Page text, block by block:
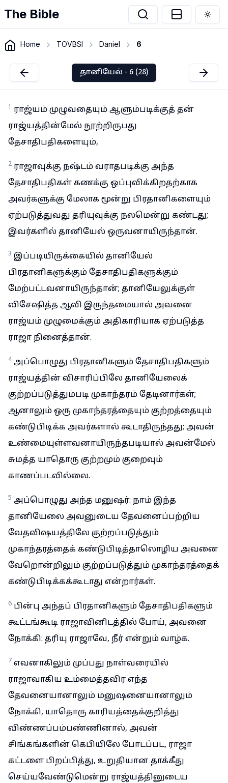
The Bible
Home TOVBSI Daniel 6
தானியேல் - 6 (28)
1 ராஜ்யம் முழுவதையும் ஆளும்படிக்குத் தன்
ராஜ்யத்தின்மேல் நூற்றிருபது
தேசாதிபதிகளையும்,
2 ராஜாவுக்கு நஷ்டம் வராதபடிக்கு அந்த
தேசாதிபதிகள் கணக்கு ஒப்புவிக்கிறதற்காக
அவர்களுக்கு மேலாக மூன்று பிரதானிகளையும்
ஏற்படுத்துவது தரியுவுக்கு நலமென்று கண்டது;
இவர்களில் தானியேல் ஒருவனாயிருந்தான்.
3 இப்படியிருக்கையில் தானியேல்
பிரதானிகளுக்கும் தேசாதிபதிகளுக்கும்
மேற்பட்டவனாயிருந்தான்; தானியேலுக்குள்
விசேஷித்த ஆவி இருந்தமையால் அவனை
ராஜ்யம் முழுமைக்கும் அதிகாரியாக ஏற்படுத்த
ராஜா நினைத்தான்.
4 அப்பொழுது பிரதானிகளும் தேசாதிபதிகளும்
ராஜ்யத்தின் விசாரிப்பிலே தானியேலைக்
குற்றப்படுத்தும்படி முகாந்தரம் தேடினார்கள்;
ஆனாலும் ஒரு முகாந்தரத்தையும் குற்றத்தையும்
கண்டுபிடிக்க அவர்களால் கூடாதிருந்தது; அவன்
உண்மையுள்ளவனாயிருந்தபடியால் அவன்மேல்
சுமத்த யாதொரு குற்றமும் குறைவும்
காணப்படவில்லை.
5 அப்பொழுது அந்த மனுஷர்: நாம் இந்த
தானியேலை அவனுடைய தேவனைப்பற்றிய
வேதவிஷயத்திலே குற்றப்படுத்தும்
முகாந்தரத்தைக் கண்டுபிடித்தாலொழிய அவனை
வேறொன்றிலும் குற்றப்படுத்தும் முகாந்தரத்தைக்
கண்டுபிடிக்கக்கூடாது என்றார்கள்.
6 பின்பு அந்தப் பிரதானிகளும் தேசாதிபதிகளும்
கூட்டங்கூடி ராஜாவினிடத்தில் போய், அவனை
நோக்கி: தரியு ராஜாவே, நீர் என்றும் வாழ்க.
7 எவனாகிலும் முப்பது நாள்வரையில்
ராஜாவாகிய உம்மைத்தவிர எந்த
தேவனையானாலும் மனுஷனையானாலும்
நோக்கி, யாதொரு காரியத்தைக்குறித்து
விண்ணப்பம்பண்ணினால், அவன்
சிங்கங்களின் கெபியிலே போடப்பட, ராஜா
கட்டளை பிறப்பித்து, உறுதியான தாக்கீது
செய்யவேண்டுமென்று ராஜ்யத்தினுடைய